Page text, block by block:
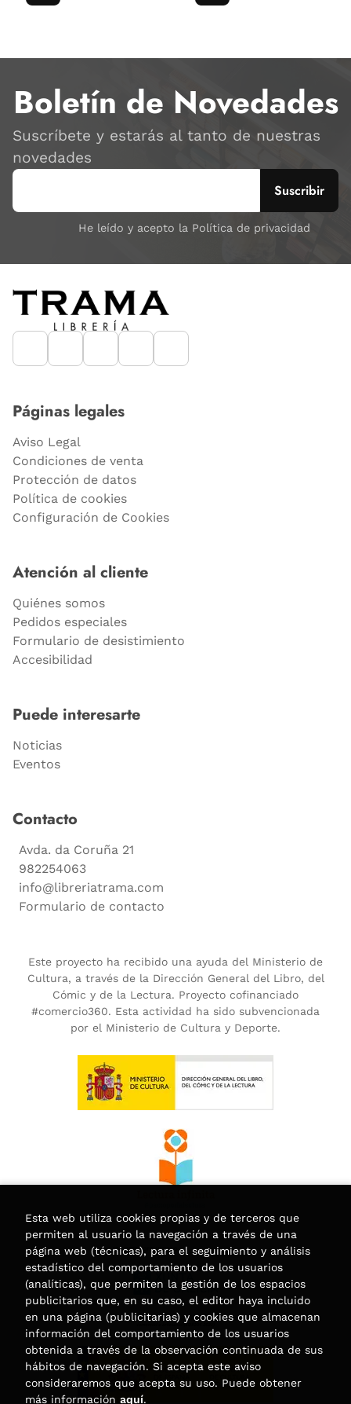
Boletín de Novedades
Suscríbete y estarás al tanto de nuestras
novedades
He leído y acepto la Política de privacidad
Páginas legales
Aviso Legal
Condiciones de venta
Protección de datos
Política de cookies
Configuración de Cookies
Atención al cliente
Quiénes somos
Pedidos especiales
Formulario de desistimiento
Accesibilidad
Puede interesarte
Noticias
Eventos
Contacto
Avda. da Coruña 21
982254063
info@libreriatrama.com
Formulario de contacto
Este proyecto ha recibido una ayuda del Ministerio de
Cultura, a través de la Dirección General del Libro, del
Cómic y de la Lectura. Proyecto cofinanciado
#comercio360. Esta actividad ha sido subvencionada
por el Ministerio de Cultura y Deporte.
Esta web utiliza cookies propias y de terceros que
permiten al usuario la navegación a través de una
página web (técnicas), para el seguimiento y análisis
estadístico del comportamiento de los usuarios
(analíticas), que permiten la gestión de los espacios
publicitarios que, en su caso, el editor haya incluido
en una página (publicitarias) y cookies que almacenan
información del comportamiento de los usuarios
obtenida a través de la observación continuada de sus
hábitos de navegación. Si acepta este aviso
consideraremos que acepta su uso. Puede obtener
más información aquí.